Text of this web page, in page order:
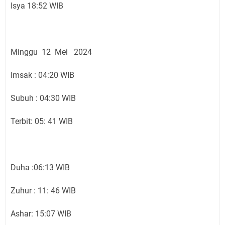
Isya 18:52 WIB
Minggu 12 Mei 2024
Imsak : 04:20 WIB
Subuh : 04:30 WIB
Terbit: 05: 41 WIB
Duha :06:13 WIB
Zuhur : 11: 46 WIB
Ashar: 15:07 WIB